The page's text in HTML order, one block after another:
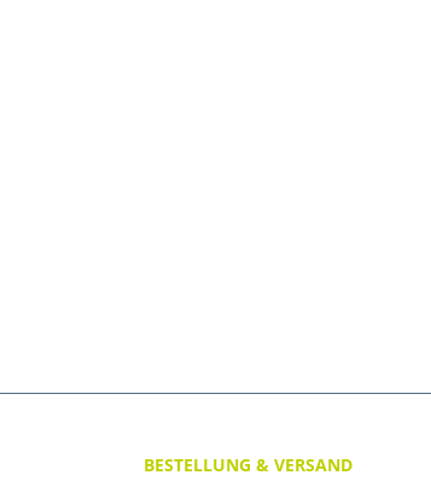
BESTELLUNG & VERSAND